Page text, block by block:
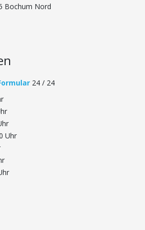
Bochum Nord
24 / 24
Uhr